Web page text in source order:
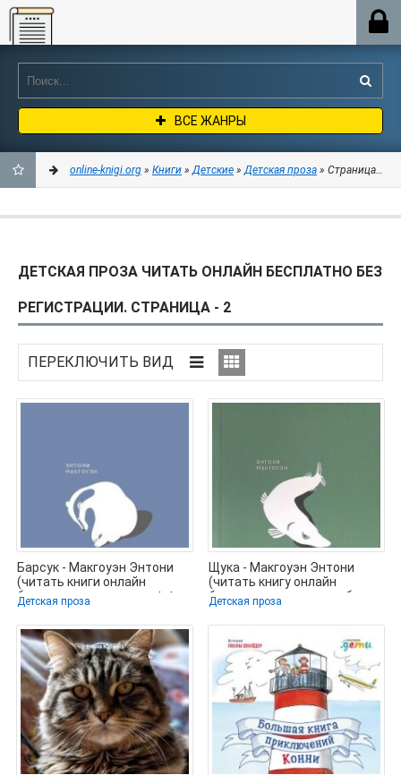
Online-knigi.org
ВСЕ ЖАНРЫ
ЗАКЛАДКИ
online-knigi.org » Книги »Детские »Детская проза » Страница 2
ДЕТСКАЯ ПРОЗА ЧИТАТЬ ОНЛАЙН БЕСПЛАТНО БЕЗ
РЕГИСТРАЦИИ. СТРАНИЦА - 2
Барсук - Макгоуэн Энтони
(читать книги онлайн
бесплатно полностью .txt,
.fb2) 📗
Детская проза
Щука - Макгоуэн Энтони
(читать книгу онлайн
бесплатно полностью без
регистрации
Детская проза